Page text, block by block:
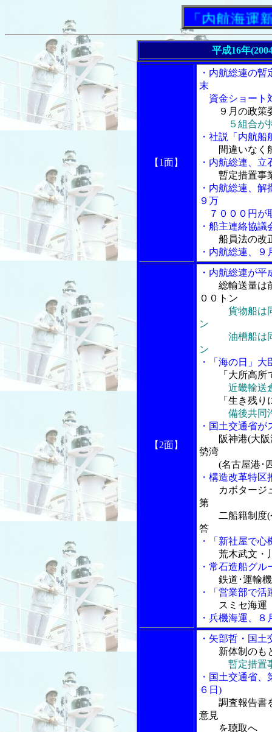
「内航海運新聞
平成16年
【1面】
・内航総連の
末
資金ショート
９月の政策
５組合が
・社説「内航
間違いなく
・内航総連、
暫定措置事
・内航総連、
９万
７０００円が
・船主連絡協
船員法の改
・内航総連、
【2面】
・内航総連が
総輸送量は
００トン
貨物船は
ン
油槽船は同０
ン
・「海の日」
「大所高
近畿輸送
「生き残
備後共同
・国土交通省
阪神港(大
勢湾
(名古屋港･四
・構造改革特
カボタージ
第
二船籍制度(
答
・「新社屋で
荒木武文・
・常石造船グ
鉄道･運輸
・「営業部で
スミセ海
・兵機海運、
・矢部哲・国
新体制のも
暫定措置
・国土交通省
６日)
調査報告書
意見
を聴取へ